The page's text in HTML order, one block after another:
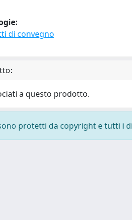
di convegno
a questo prodotto.
protetti da copyright e tutti i